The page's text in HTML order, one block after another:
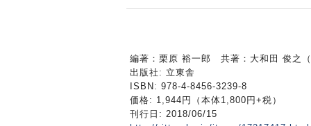
編著：栗原 裕一郎 共著：大和田 俊之（
出版社: 立東舎
ISBN: 978-4-8456-3239-8
価格: 1,944円（本体1,800円+税）
刊行日: 2018/06/15